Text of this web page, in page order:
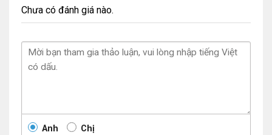
Chưa có đánh giá nào.
Anh Chị